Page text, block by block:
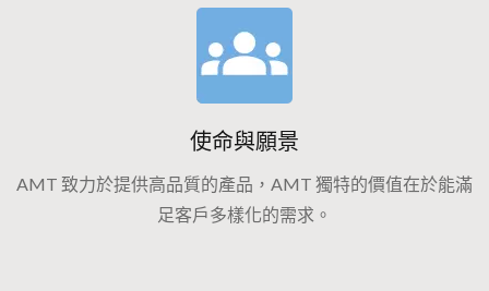
使命與願景
AMT 致力於提供高品質的產品，AMT 獨特的價值在於能滿
足客戶多樣化的需求。